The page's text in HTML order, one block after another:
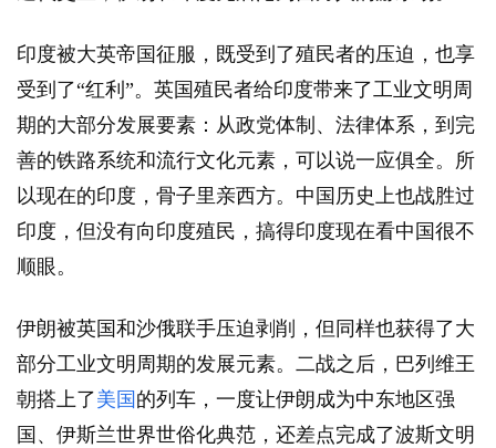
印度被大英帝国征服，既受到了殖民者的压迫，也享
受到了“红利”。英国殖民者给印度带来了工业文明周
期的大部分发展要素：从政党体制、法律体系，到完
善的铁路系统和流行文化元素，可以说一应俱全。所
以现在的印度，骨子里亲西方。中国历史上也战胜过
印度，但没有向印度殖民，搞得印度现在看中国很不
顺眼。
伊朗被英国和沙俄联手压迫剥削，但同样也获得了大
部分工业文明周期的发展元素。二战之后，巴列维王
朝搭上了美国 的列车，一度让伊朗成为中东地区强
国、伊斯兰世界世俗化典范，还差点完成了波斯文明